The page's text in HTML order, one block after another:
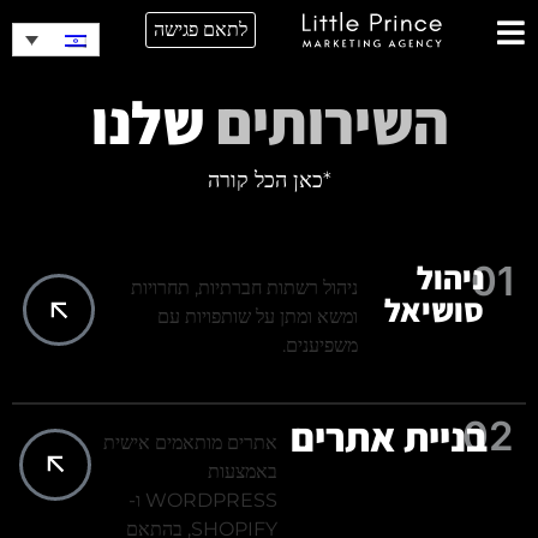
לתאם פגישה
השירותים שלנו
*כאן הכל קורה
1
0ניהול
סושיאל
ניהול רשתות חברתיות, תחרויות
ומשא ומתן על שותפויות עם
משפיענים.
2
0
בניית אתרים
אתרים מותאמים אישית
באמצעות
WORDPRESS ו-
SHOPIFY, בהתאם